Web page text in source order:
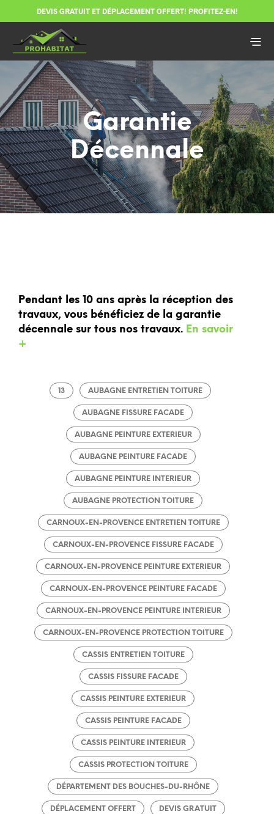
DEVIS GRATUIT ET DÉPLACEMENT OFFERT! PROFITEZ-EN!
Garantie
Décennale
Pendant les 10 ans après la réception des
travaux, vous bénéficiez de la garantie
décennale sur tous nos travaux. En savoir
+
13 AUBAGNE ENTRETIEN TOITURE
AUBAGNE FISSURE FACADE
AUBAGNE PEINTURE EXTERIEUR
AUBAGNE PEINTURE FACADE
AUBAGNE PEINTURE INTERIEUR
AUBAGNE PROTECTION TOITURE
CARNOUX-EN-PROVENCE ENTRETIEN TOITURE
CARNOUX-EN-PROVENCE FISSURE FACADE
CARNOUX-EN-PROVENCE PEINTURE EXTERIEUR
CARNOUX-EN-PROVENCE PEINTURE FACADE
CARNOUX-EN-PROVENCE PEINTURE INTERIEUR
CARNOUX-EN-PROVENCE PROTECTION TOITURE
CASSIS ENTRETIEN TOITURE
CASSIS FISSURE FACADE
CASSIS PEINTURE EXTERIEUR
CASSIS PEINTURE FACADE
CASSIS PEINTURE INTERIEUR
CASSIS PROTECTION TOITURE
DÉPARTEMENT DES BOUCHES-DU-RHÔNE
DÉPLACEMENT OFFERT DEVIS GRATUIT